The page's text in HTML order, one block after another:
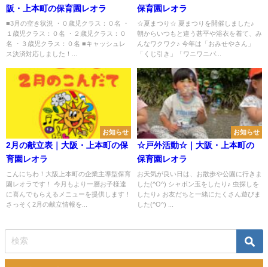
阪・上本町の保育園レオラ
■3月の空き状況 ・０歳児クラス：０名 ・
１歳児クラス：０名 ・２歳児クラス：０
名 ・３歳児クラス：０名 ■キャッシュレ
ス決済対応しました！...
保育園レオラ
☆夏まつり☆ 夏まつりを開催しました♪
朝からいつもと違う甚平や浴衣を着て、み
んなワクワク♪ 今年は「おみせやさん」
「くじ引き」「ワニワニパ...
お知らせ
2月の献立表｜大阪・上本町の保
育園レオラ
こんにちわ！大阪上本町の企業主導型保育
園レオラです！ 今月もより一層お子様達
に喜んでもらえるメニューを提供します！
さっそく2月の献立情報を...
お知らせ
☆戸外活動☆｜大阪・上本町の
保育園レオラ
お天気が良い日は、お散歩や公園に行きま
した(^O^) シャボン玉をしたり♪ 虫探しを
したり♪ お友だちと一緒にたくさん遊びま
した(^O^) ...